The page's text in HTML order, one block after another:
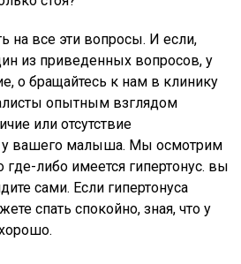
на все эти вопросы. И если,
из приведенных вопросов, у
о бращайтесь к нам в клинику
опытным взглядом
или отсутствие
у вашего малыша. Мы осмотрим
где-либо имеется гипертонус. вы
сами. Если гипертонуса
спать спокойно, зная, что у